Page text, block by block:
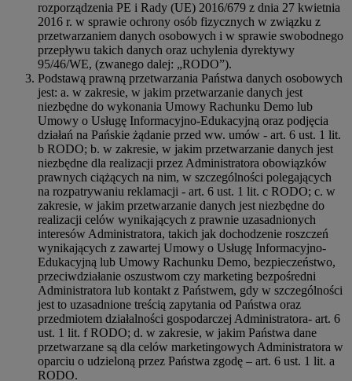
rozporządzenia PE i Rady (UE) 2016/679 z dnia 27 kwietnia
2016 r. w sprawie ochrony osób fizycznych w związku z
przetwarzaniem danych osobowych i w sprawie swobodnego
przepływu takich danych oraz uchylenia dyrektywy
95/46/WE, (zwanego dalej: „RODO”).
Podstawą prawną przetwarzania Państwa danych osobowych
jest: a. w zakresie, w jakim przetwarzanie danych jest
niezbędne do wykonania Umowy Rachunku Demo lub
Umowy o Usługę Informacyjno-Edukacyjną oraz podjęcia
działań na Pańskie żądanie przed ww. umów - art. 6 ust. 1 lit.
b RODO; b. w zakresie, w jakim przetwarzanie danych jest
niezbędne dla realizacji przez Administratora obowiązków
prawnych ciążących na nim, w szczególności polegających
na rozpatrywaniu reklamacji - art. 6 ust. 1 lit. c RODO; c. w
zakresie, w jakim przetwarzanie danych jest niezbędne do
realizacji celów wynikających z prawnie uzasadnionych
interesów Administratora, takich jak dochodzenie roszczeń
wynikających z zawartej Umowy o Usługę Informacyjno-
Edukacyjną lub Umowy Rachunku Demo, bezpieczeństwo,
przeciwdziałanie oszustwom czy marketing bezpośredni
Administratora lub kontakt z Państwem, gdy w szczególności
jest to uzasadnione treścią zapytania od Państwa oraz
przedmiotem działalności gospodarczej Administratora- art. 6
ust. 1 lit. f RODO; d. w zakresie, w jakim Państwa dane
przetwarzane są dla celów marketingowych Administratora w
oparciu o udzieloną przez Państwa zgodę – art. 6 ust. 1 lit. a
RODO.